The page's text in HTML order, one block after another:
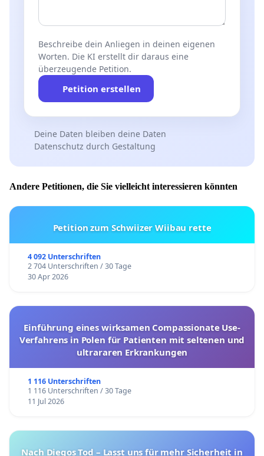
Beschreibe dein Anliegen in deinen eigenen
Worten. Die KI erstellt dir daraus eine
überzeugende Petition.
Petition erstellen
Deine Daten bleiben deine Daten
Datenschutz durch Gestaltung
Andere Petitionen, die Sie vielleicht interessieren könnten
Petition zum Schwiizer Wiibau rette
4 092 Unterschriften
2 704 Unterschriften / 30 Tage
30 Apr 2026
Einführung eines wirksamen Compassionate Use-
Verfahrens in Polen für Patienten mit seltenen und
ultrararen Erkrankungen
1 116 Unterschriften
1 116 Unterschriften / 30 Tage
11 Jul 2026
Nach Diegos Tod – Lasst uns für mehr Sicherheit in